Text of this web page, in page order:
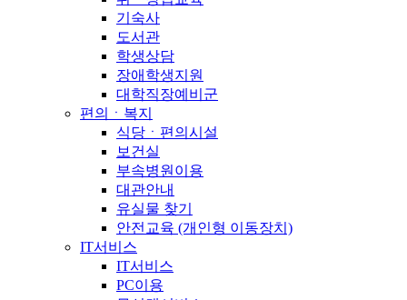
기숙사
도서관
학생상담
장애학생지원
대학직장예비군
편의ㆍ복지
식당ㆍ편의시설
보건실
부속병원이용
대관안내
유실물 찾기
안전교육 (개인형 이동장치)
IT서비스
IT서비스
PC이용